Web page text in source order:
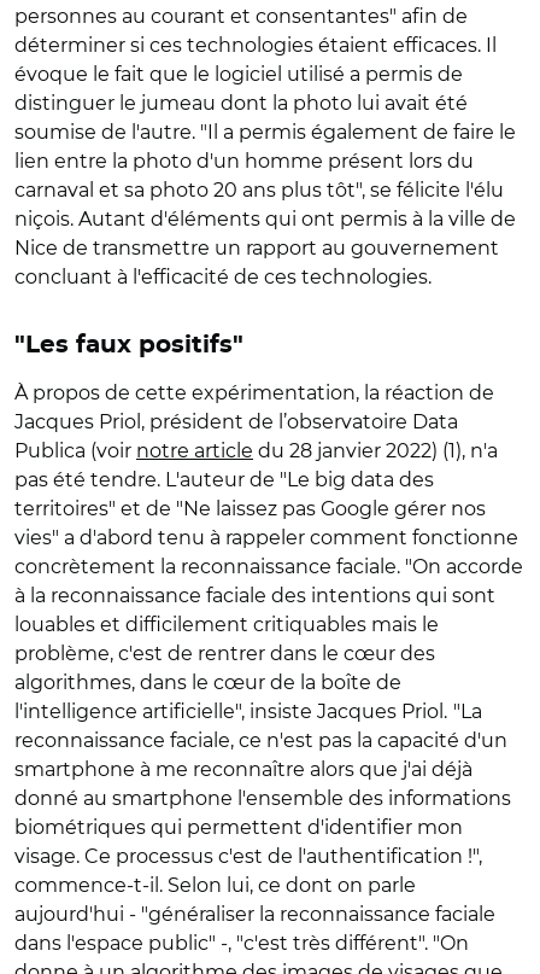
personnes au courant et consentantes" afin de
déterminer si ces technologies étaient efficaces. Il
évoque le fait que le logiciel utilisé a permis de
distinguer le jumeau dont la photo lui avait été
soumise de l'autre. "Il a permis également de faire le
lien entre la photo d'un homme présent lors du
carnaval et sa photo 20 ans plus tôt", se félicite l'élu
niçois. Autant d'éléments qui ont permis à la ville de
Nice de transmettre un rapport au gouvernement
concluant à l'efficacité de ces technologies.
"Les faux positifs"
À propos de cette expérimentation, la réaction de
Jacques Priol, président de l’observatoire Data
Publica (voir notre article du 28 janvier 2022) (1), n'a
pas été tendre. L'auteur de "Le big data des
territoires" et de "Ne laissez pas Google gérer nos
vies" a d'abord tenu à rappeler comment fonctionne
concrètement la reconnaissance faciale. "On accorde
à la reconnaissance faciale des intentions qui sont
louables et difficilement critiquables mais le
problème, c'est de rentrer dans le cœur des
algorithmes, dans le cœur de la boîte de
l'intelligence artificielle", insiste Jacques Priol. "La
reconnaissance faciale, ce n'est pas la capacité d'un
smartphone à me reconnaître alors que j'ai déjà
donné au smartphone l'ensemble des informations
biométriques qui permettent d'identifier mon
visage. Ce processus c'est de l'authentification !",
commence-t-il. Selon lui, ce dont on parle
aujourd'hui - "généraliser la reconnaissance faciale
dans l'espace public" -, "c'est très différent". "On